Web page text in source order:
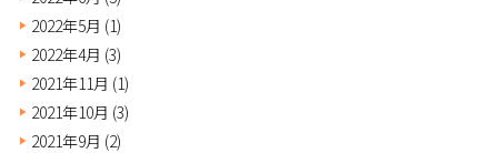
2022年5月 (1)
2022年4月 (3)
2021年11月 (1)
2021年10月 (3)
2021年9月 (2)